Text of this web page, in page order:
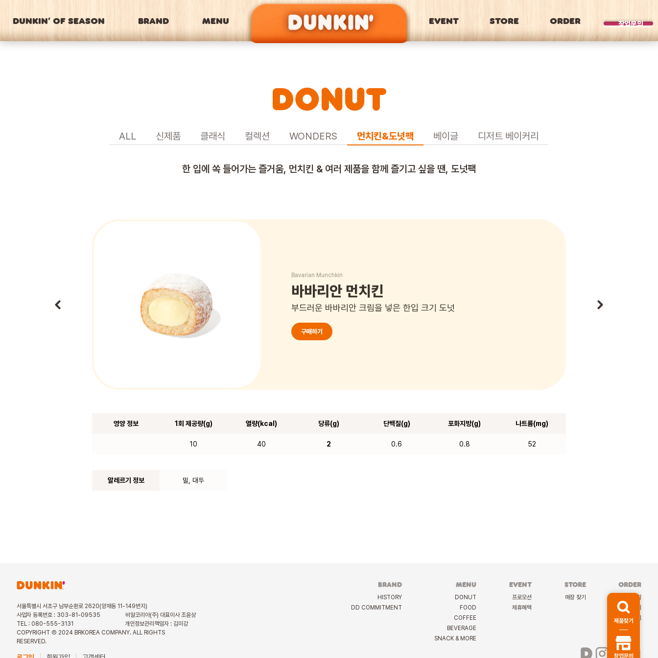
DUNKIN’ OF SEASON BRAND MENU EVENT STORE ORDER 창업문의
BRAND
DONUT
ALL 신제품 클래식 컬렉션 WONDERS 먼치킨&도넛팩 베이글 디저트 베이커리
한 입에 쏙 들어가는 즐거움, 먼치킨 & 여러 제품을 함께 즐기고 싶을 땐, 도넛팩
Bavarian Munchkin
바바리안 먼치킨
부드러운 바바리안 크림을 넣은 한입 크기 도넛
구매하기
영양 정보 1회 제공량(g)
10
열량(kcal)
40
당류(g)
2
단백질(g)
0.6
포화지방(g)
0.8
나트륨(mg)
52
알레르기 정보 밀, 대두
서울특별시 서초구 남부순환로 2620(양재동 11-149번지)
사업자 등록번호 : 303-81-09535
비알코리아(주) 대표이사 조윤상
TEL : 080-555-3131
개인정보관리책임자 : 김미강
COPYRIGHT Ⓒ 2024 BRKOREA COMPANY. ALL RIGHTS
RESERVED.
BRAND
HISTORY
DD COMMITMENT
MENU
DONUT
FOOD
COFFEE
BEVERAGE
SNACK & MORE
EVENT
프로모션
제휴혜택
STORE
매장 찾기
ORDER
케이터링
딜리버리
선물하기
제품찾기
창업문의